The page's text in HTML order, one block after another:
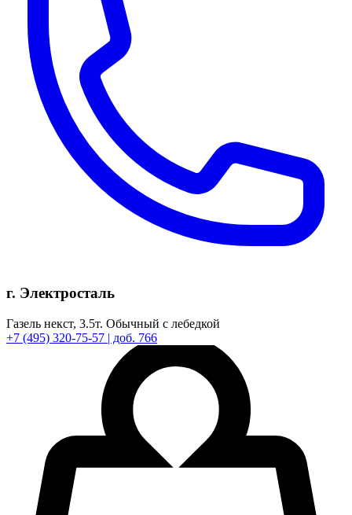
г. Электросталь
Газель некст, 3.5т. Обычный с лебедкой
+7 (495) 320-75-57 | доб. 766